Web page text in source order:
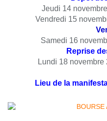
Jeudi 14
Vendredi 15
Samedi 16
Reprise
Lundi 18
Lieu de la